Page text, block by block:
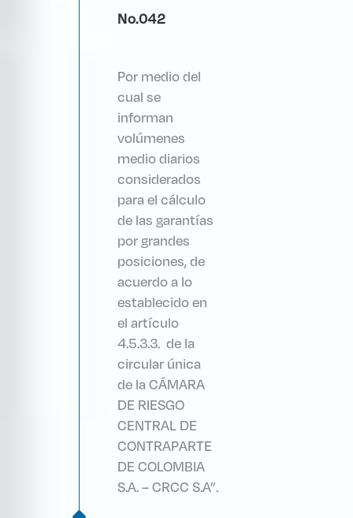
No.042
Por medio del
cual se
informan
volúmenes
medio diarios
considerados
para el cálculo
de las garantías
por grandes
posiciones, de
acuerdo a lo
establecido en
el artículo
4.5.3.3. de la
circular única
de la CÁMARA
DE RIESGO
CENTRAL DE
CONTRAPARTE
DE COLOMBIA
S.A. – CRCC S.A”.